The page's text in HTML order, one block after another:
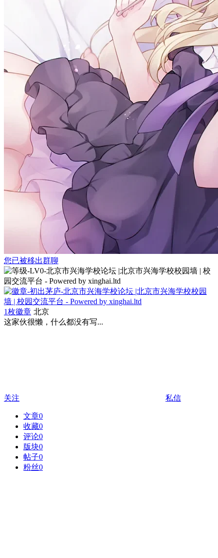
您已被移出群聊
1枚徽章 北京
这家伙很懒，什么都没有写...
关注 私信
文章0
收藏0
评论0
版块0
帖子0
粉丝0